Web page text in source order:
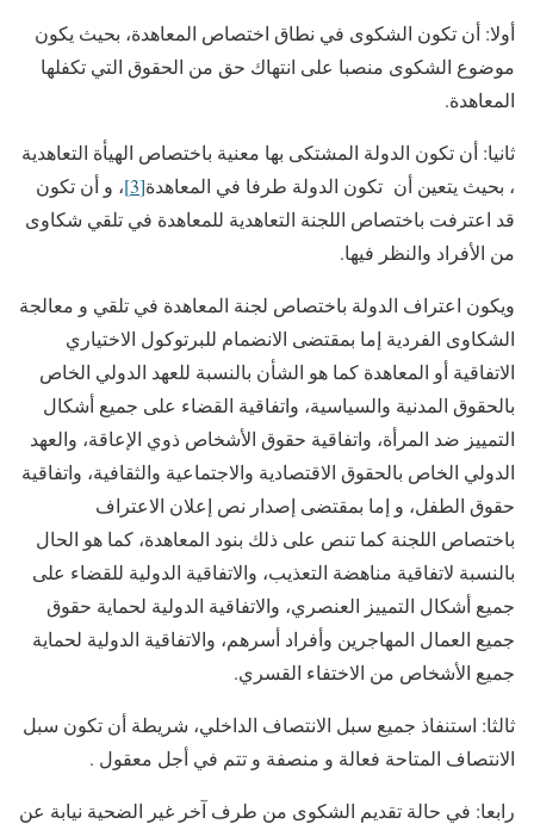
أولا: أن تكون الشكوى في نطاق اختصاص المعاهدة، بحيث يكون
موضوع الشكوى منصبا على انتهاك حق من الحقوق التي تكفلها
المعاهدة.
ثانيا: أن تكون الدولة المشتكى بها معنية باختصاص الهيأة التعاهدية
، بحيث يتعين أن تكون الدولة طرفا في المعاهدة[3]
، و أن تكون
قد اعترفت باختصاص اللجنة التعاهدية للمعاهدة في تلقي شكاوى
من الأفراد والنظر فيها.
ويكون اعتراف الدولة باختصاص لجنة المعاهدة في تلقي و معالجة
الشكاوى الفردية إما بمقتضى الانضمام للبرتوكول الاختياري
الاتفاقية أو المعاهدة كما هو الشأن بالنسبة للعهد الدولي الخاص
بالحقوق المدنية والسياسية، واتفاقية القضاء على جميع أشكال
التمييز ضد المرأة، واتفاقية حقوق الأشخاص ذوي الإعاقة، والعهد
الدولي الخاص بالحقوق الاقتصادية والاجتماعية والثقافية، واتفاقية
حقوق الطفل، و إما بمقتضى إصدار نص إعلان الاعتراف
باختصاص اللجنة كما تنص على ذلك بنود المعاهدة، كما هو الحال
بالنسبة لاتفاقية مناهضة التعذيب، والاتفاقية الدولية للقضاء على
جميع أشكال التمييز العنصري، والاتفاقية الدولية لحماية حقوق
جميع العمال المهاجرين وأفراد أسرهم، والاتفاقية الدولية لحماية
جميع الأشخاص من الاختفاء القسري.
ثالثا: استنفاذ جميع سبل الانتصاف الداخلي، شريطة أن تكون سبل
الانتصاف المتاحة فعالة و منصفة و تتم في أجل معقول .
رابعا: في حالة تقديم الشكوى من طرف آخر غير الضحية نيابة عن